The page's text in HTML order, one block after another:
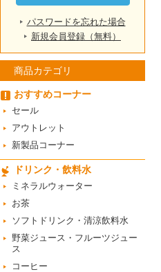
パスワードを忘れた場合
新規会員登録（無料）
商品カテゴリ
おすすめコーナー
セール
アウトレット
新製品コーナー
ドリンク・飲料水
ミネラルウォーター
お茶
ソフトドリンク・清涼飲料水
野菜ジュース・フルーツジュー
ス
コーヒー